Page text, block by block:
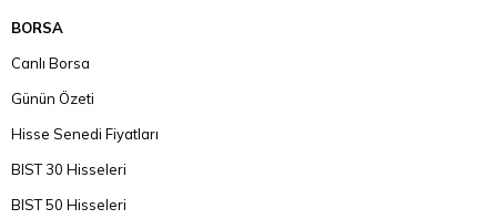
BORSA
Canlı Borsa
Günün Özeti
Hisse Senedi Fiyatları
BIST 30 Hisseleri
BIST 50 Hisseleri